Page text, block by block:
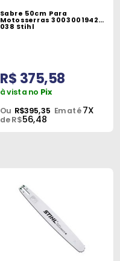
Sabre 50cm Para
Motosserras 30030019421
038 Stihl
R$ 375,58
à vista no Pix
Ou R$395,35 Em até7X
de R$56,48